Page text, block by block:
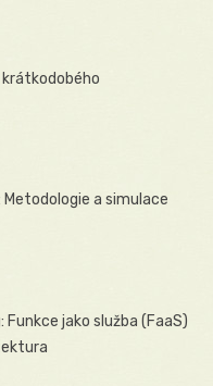
a simulace
jako služba (FaaS)